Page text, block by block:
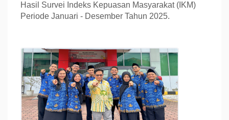
Hasil Survei Indeks Kepuasan Masyarakat (IKM)
Periode Januari - Desember Tahun 2025.